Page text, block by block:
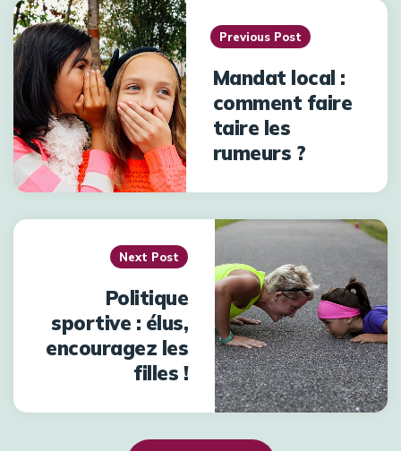
Previous Post
Mandat local :
comment faire
taire les
rumeurs ?
Next Post
Politique
sportive : élus,
encouragez les
filles !